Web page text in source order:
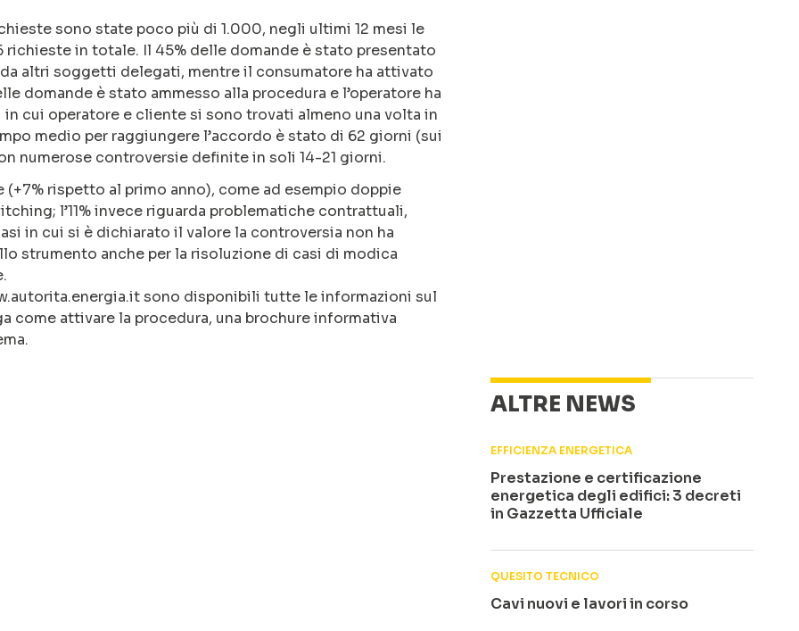
sono state poco più di 1.000, negli ultimi 12 mesi le
in totale. Il 45% delle domande è stato presentato
altri soggetti delegati, mentre il consumatore ha attivato
domande è stato ammesso alla procedura e l’operatore ha
cui operatore e cliente si sono trovati almeno una volta in
medio per raggiungere l’accordo è stato di 62 giorni (sui
numerose controversie definite in soli 14-21 giorni.
rispetto al primo anno), come ad esempio doppie
l’11% invece riguarda problematiche contrattuali,
in cui si è dichiarato il valore la controversia non ha
strumento anche per la risoluzione di casi di modica
sono disponibili tutte le informazioni sul
come attivare la procedura, una brochure informativa
ALTRE NEWS
EFFICIENZA ENERGETICA
Prestazione e certificazione
energetica degli edifici: 3 decreti
in Gazzetta Ufficiale
QUESITO TECNICO
Cavi nuovi e lavori in corso